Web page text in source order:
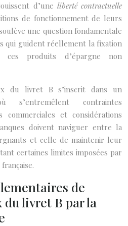
d’une liberté contractuelle
de fonctionnement de leurs
une question fondamentale
qui guident réellement la fixation
produits d’épargne non
du livret B s’inscrit dans un
contraintes
commerciales et considérations
doivent naviguer entre la
et celle de maintenir leur
certaines limites imposées par
de
livret B par la